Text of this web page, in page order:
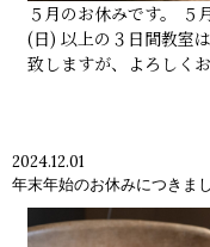
５月のお休みです。 ５
(日) 以上の３日間教室
致しますが、よろしく
2024.12.01
年末年始のお休みにつきま